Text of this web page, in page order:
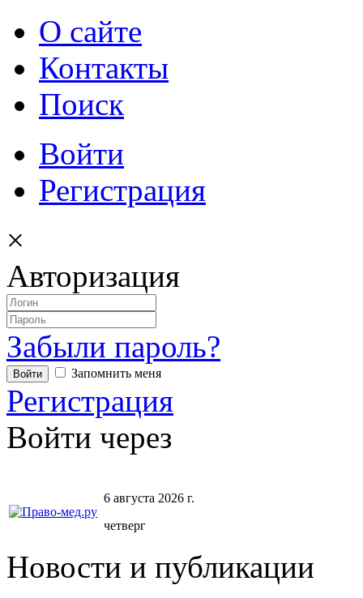
О сайте
Контакты
Поиск
Войти
Регистрация
×
Авторизация
Забыли пароль?
Запомнить меня
Регистрация
Войти через
6 августа 2026 г.
четверг
Новости и публикации